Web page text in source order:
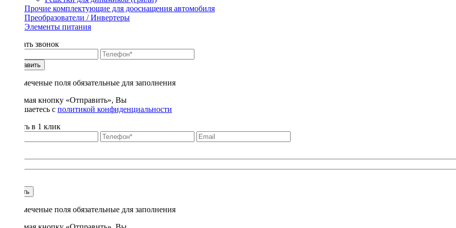
Прочие комплектующие для дооснащения автомобиля
Преобразователи / Инвертеры
Элементы питания
Заказать звонок
Отправить
* - отмеченые поля обязательные для заполнения
Нажимая кнопку «Отправить», Вы
соглашаетесь с политикой конфиденциальности
Купить в 1 клик
Купить
* - отмеченые поля обязательные для заполнения